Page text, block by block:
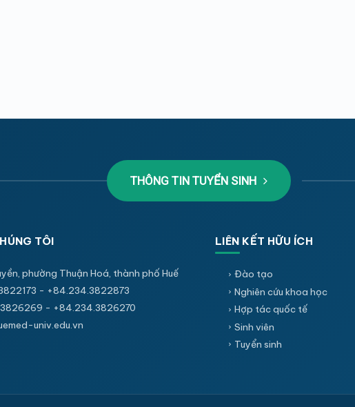
THÔNG TIN TUYỂN SINH
TÔI
phường Thuận Hoá, thành phố Huế
- +84.234.3822873
- +84.234.3826270
univ.edu.vn
LIÊN KẾT HỮU ÍCH
Đào tạo
Nghiên cứu khoa học
Hợp tác quốc tế
Sinh viên
Tuyển sinh